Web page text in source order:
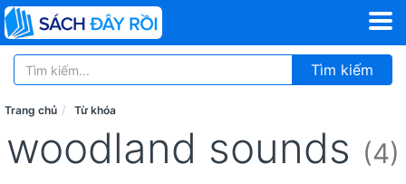
Tìm kiếm
Trang chủ Từ khóa
woodland sounds (4)